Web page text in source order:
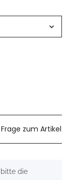
Frage zum Artikel
bitte die